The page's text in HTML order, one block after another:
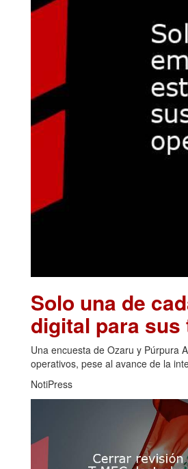
Solo una de
digital para
Una encuesta de Ozaru y Púrpura
operativos, pese al avance de la
NotiPress